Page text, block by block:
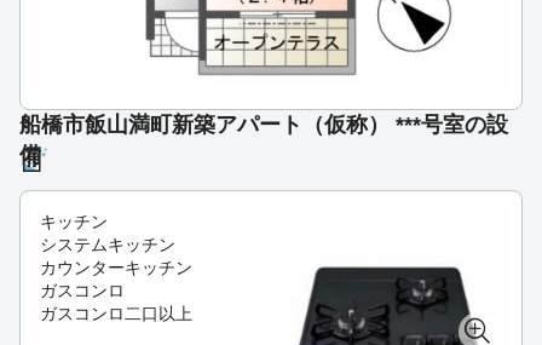
船橋市飯山満町新築アパート（仮称） ***号室の設
備
キッチン
システムキッチン
カウンターキッチン
ガスコンロ
ガスコンロ二口以上